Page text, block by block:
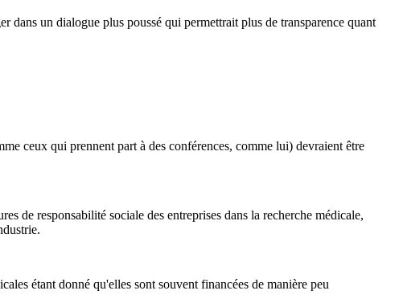
dans un dialogue plus poussé qui permettrait plus de transparence quant
ceux qui prennent part à des conférences, comme lui) devraient être
de responsabilité sociale des entreprises dans la recherche médicale,
étant donné qu'elles sont souvent financées de manière peu